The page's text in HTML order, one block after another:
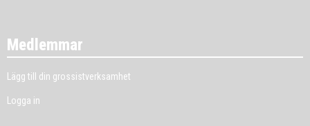
Medlemmar
Lägg till din grossistverksamhet
Logga in